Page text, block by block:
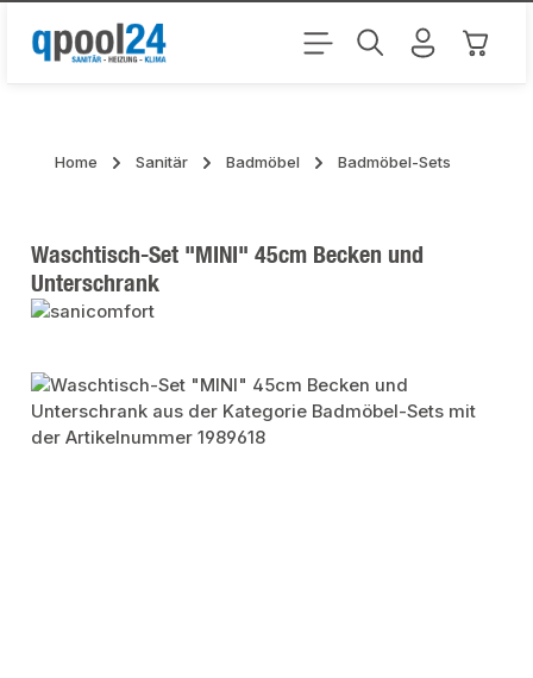
Zum Hauptinhalt springen
Home Sanitär Badmöbel Badmöbel-Sets
Waschtisch-Set "MINI" 45cm Becken und
Unterschrank
Bildergalerie überspringen